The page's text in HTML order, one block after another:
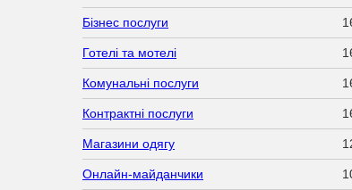
Бізнес послуги
Готелі та мотелі
Комунальні послуги
Контрактні послуги
Магазини одягу
Онлайн-майданчики